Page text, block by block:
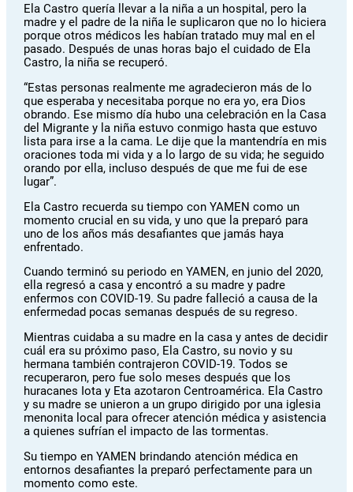
Ela Castro quería llevar a la niña a un hospital, pero la
madre y el padre de la niña le suplicaron que no lo hiciera
porque otros médicos les habían tratado muy mal en el
pasado. Después de unas horas bajo el cuidado de Ela
Castro, la niña se recuperó.
“Estas personas realmente me agradecieron más de lo
que esperaba y necesitaba porque no era yo, era Dios
obrando. Ese mismo día hubo una celebración en la Casa
del Migrante y la niña estuvo conmigo hasta que estuvo
lista para irse a la cama. Le dije que la mantendría en mis
oraciones toda mi vida y a lo largo de su vida; he seguido
orando por ella, incluso después de que me fui de ese
lugar”.
Ela Castro recuerda su tiempo con YAMEN como un
momento crucial en su vida, y uno que la preparó para
uno de los años más desafiantes que jamás haya
enfrentado.
Cuando terminó su periodo en YAMEN, en junio del 2020,
ella regresó a casa y encontró a su madre y padre
enfermos con COVID-19. Su padre falleció a causa de la
enfermedad pocas semanas después de su regreso.
Mientras cuidaba a su madre en la casa y antes de decidir
cuál era su próximo paso, Ela Castro, su novio y su
hermana también contrajeron COVID-19. Todos se
recuperaron, pero fue solo meses después que los
huracanes Iota y Eta azotaron Centroamérica. Ela Castro
y su madre se unieron a un grupo dirigido por una iglesia
menonita local para ofrecer atención médica y asistencia
a quienes sufrían el impacto de las tormentas.
Su tiempo en YAMEN brindando atención médica en
entornos desafiantes la preparó perfectamente para un
momento como este.